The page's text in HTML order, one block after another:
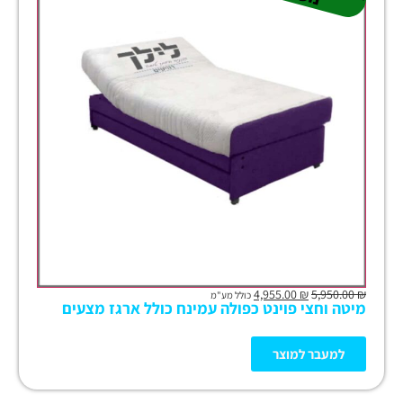
₪
5,950.00
₪ כולל מע"מ
מיטה וחצי פוינט כפולה עמינח כולל ארגז מצעים
למעבר למוצר